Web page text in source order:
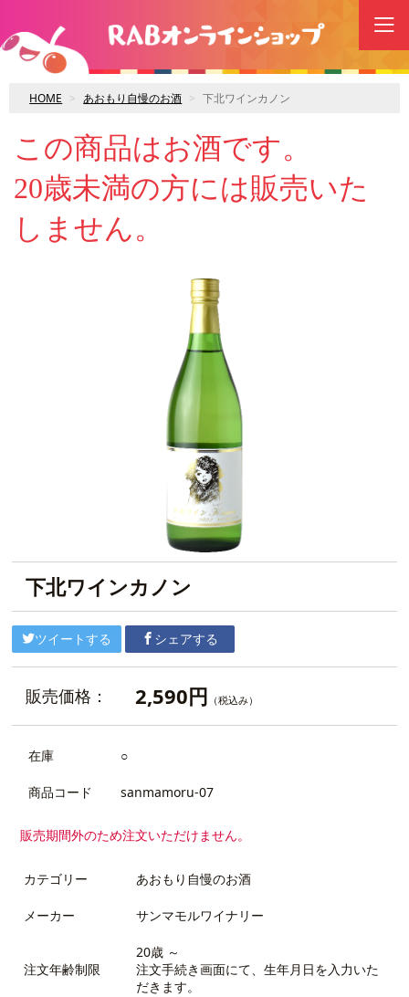
HOME あおもり自慢のお酒 下北ワインカノン
この商品はお酒です。
20歳未満の方には販売いた
しません。
下北ワインカノン
ツイートする シェアする
販売価格： 2,590円 （税込み）
在庫 ○
商品コード sanmamoru-07
販売期間外のため注文いただけません。
カテゴリー あおもり自慢のお酒
メーカー サンマモルワイナリー
注文年齢制限
20歳 ～
注文手続き画面にて、生年月日を入力いた
だきます。